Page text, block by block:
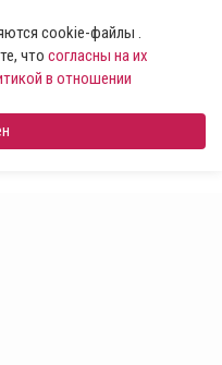
cookie-файлы .
что согласны на их
в отношении